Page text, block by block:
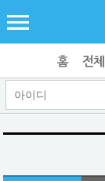
홈 전체